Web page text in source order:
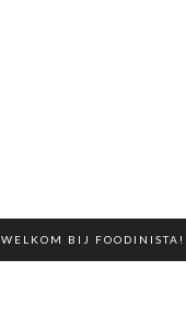
WELKOM BIJ FOODINISTA!